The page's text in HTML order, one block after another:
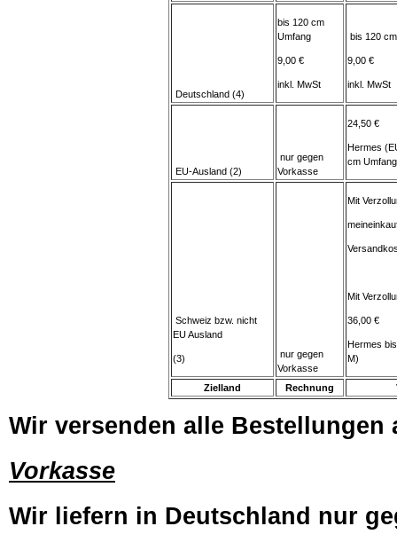
Zielland Rechnung
Deutschland (4)
bis 120 cm
Umfang
9,00 €
inkl. MwSt
bis 120
9,00 €
inkl. MwSt
EU-Ausland (2)
nur gegen
Vorkasse
24,50 €
Hermes
cm
Schweiz bzw. nicht
EU Ausland
(3)
nur gegen
Vorkasse
Mit
Mit
36,00 €
Hermes
M)
Wir versenden alle Bestellungen
Vorkasse
Wir liefern in Deutschland nur